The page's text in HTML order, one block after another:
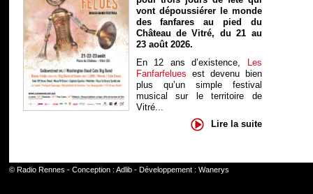
vont dépoussiérer le monde
des fanfares au pied du
Château de Vitré, du 21 au
23 août 2026.
En 12 ans d’existence, Les
Fanfarfelues est devenu bien
plus qu’un simple festival
musical sur le territoire de
Vitré...
Lire la suite
© Radio Rennes - Conception : Adlib- Développement : Wanerys